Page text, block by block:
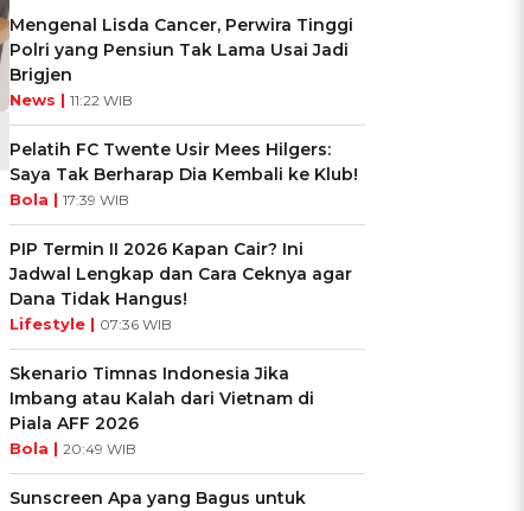
Mengenal Lisda Cancer, Perwira Tinggi
Polri yang Pensiun Tak Lama Usai Jadi
Brigjen
News | 11:22 WIB
Pelatih FC Twente Usir Mees Hilgers:
Saya Tak Berharap Dia Kembali ke Klub!
Bola | 17:39 WIB
PIP Termin II 2026 Kapan Cair? Ini
Jadwal Lengkap dan Cara Ceknya agar
Dana Tidak Hangus!
Lifestyle | 07:36 WIB
Skenario Timnas Indonesia Jika
Imbang atau Kalah dari Vietnam di
Piala AFF 2026
Bola | 20:49 WIB
Sunscreen Apa yang Bagus untuk